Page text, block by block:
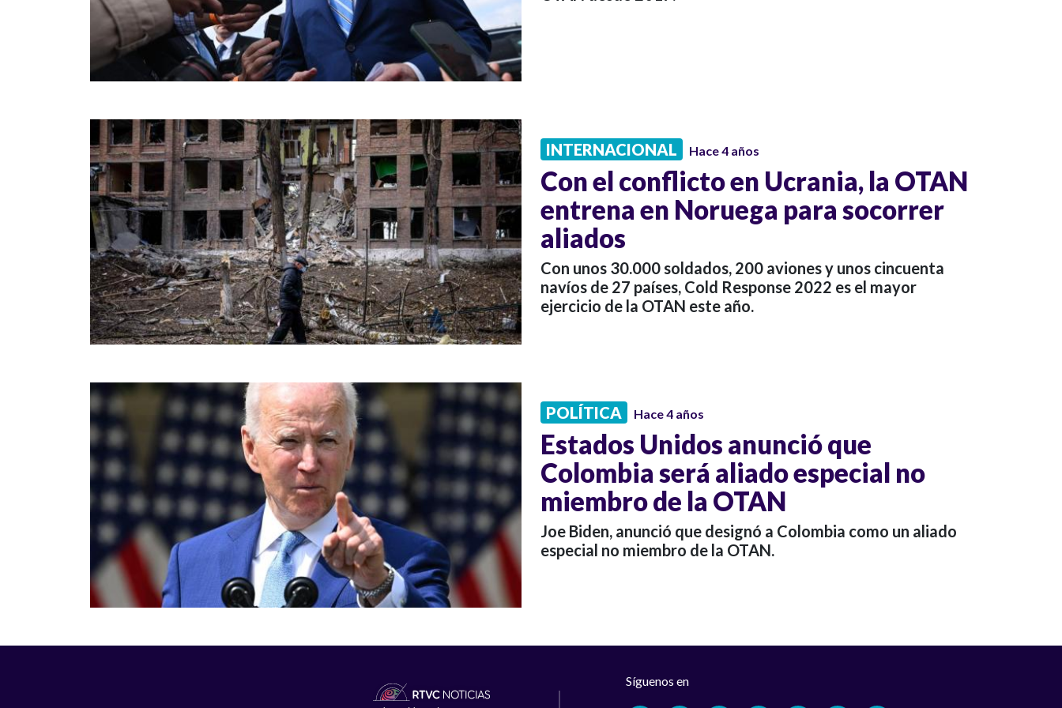
INTERNACIONAL Hace 4 años
Con el conflicto en Ucrania, la OTAN
entrena en Noruega para socorrer
aliados
Con unos 30.000 soldados, 200 aviones y unos cincuenta
navíos de 27 países, Cold Response 2022 es el mayor
ejercicio de la OTAN este año.
POLÍTICA Hace 4 años
Estados Unidos anunció que
Colombia será aliado especial no
miembro de la OTAN
Joe Biden, anunció que designó a Colombia como un aliado
especial no miembro de la OTAN.
Síguenos en